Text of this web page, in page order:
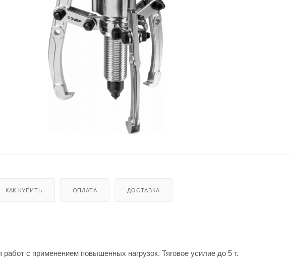
КАК КУПИТЬ ОПЛАТА ДОСТАВКА
с применением повышенных нагрузок. Тяговое усилие до 5 т.